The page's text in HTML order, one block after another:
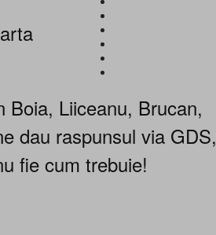
Boia, Liiceanu, Brucan,
dau raspunsul via GDS,
fie cum trebuie!